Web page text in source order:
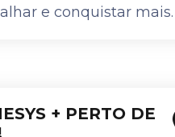
e conquistar mais.
+ PERTO DE